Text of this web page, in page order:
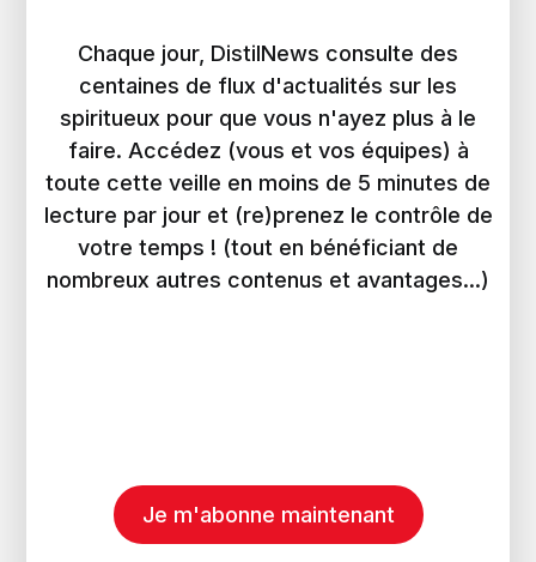
Chaque jour, DistilNews consulte des
centaines de flux d'actualités sur les
spiritueux pour que vous n'ayez plus à le
faire. Accédez (vous et vos équipes) à
toute cette veille en moins de 5 minutes de
lecture par jour et (re)prenez le contrôle de
votre temps ! (tout en bénéficiant de
nombreux autres contenus et avantages...)
Je m'abonne maintenant